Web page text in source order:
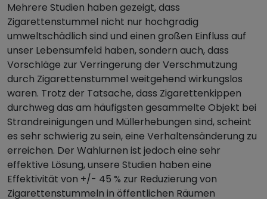
Mehrere Studien haben gezeigt, dass
Zigarettenstummel nicht nur hochgradig
umweltschädlich sind und einen großen Einfluss auf
unser Lebensumfeld haben, sondern auch, dass
Vorschläge zur Verringerung der Verschmutzung
durch Zigarettenstummel weitgehend wirkungslos
waren. Trotz der Tatsache, dass Zigarettenkippen
durchweg das am häufigsten gesammelte Objekt bei
Strandreinigungen und Müllerhebungen sind, scheint
es sehr schwierig zu sein, eine Verhaltensänderung zu
erreichen. Der Wahlurnen ist jedoch eine sehr
effektive Lösung, unsere Studien haben eine
Effektivität von +/- 45 % zur Reduzierung von
Zigarettenstummeln in öffentlichen Räumen